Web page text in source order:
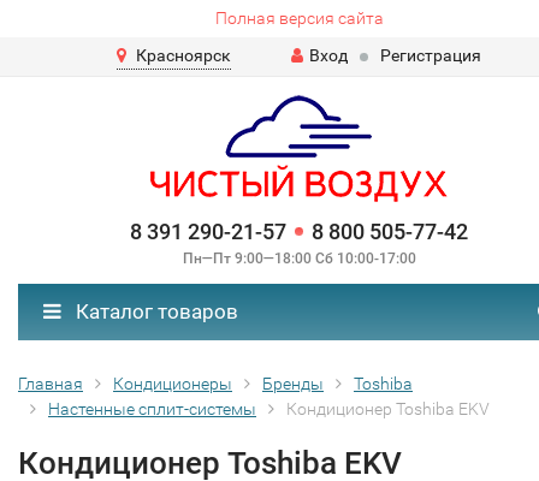
Полная версия сайта
Красноярск
Вход Регистрация
8 391 290-21-57 8 800 505-77-42
Пн—Пт 9:00—18:00 Сб 10:00-17:00
Каталог товаров
Главная Кондиционеры Бренды
Toshiba
Настенные сплит-системы
Кондиционер Toshiba EKV
Кондиционер Toshiba EKV